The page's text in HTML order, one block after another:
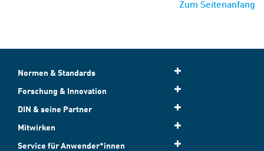
Zum Seitenanfang
Normen & Standards
Forschung & Innovation
DIN & seine Partner
Mitwirken
Service für Anwender*innen